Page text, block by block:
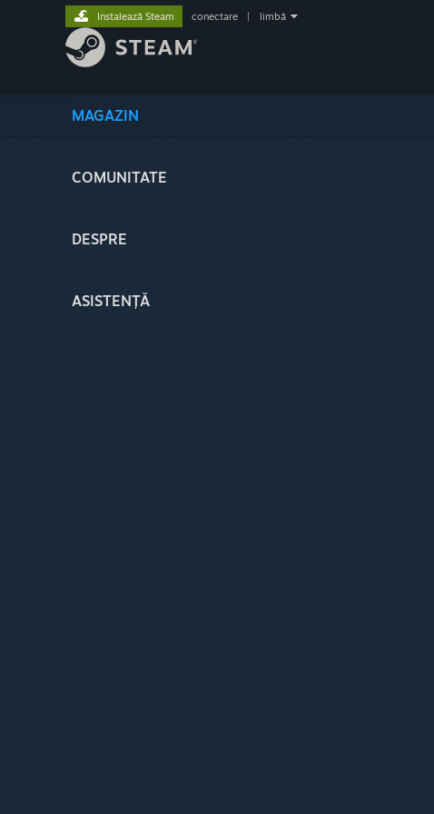
MAGAZIN
COMUNITATE
DESPRE
ASISTENȚĂ
Instalează Steam conectare limbă